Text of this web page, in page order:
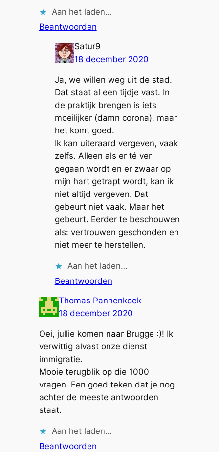
Aan het laden…
Beantwoorden
Satur9
18 december 2020
Ja, we willen weg uit de stad.
Dat staat al een tijdje vast. In
de praktijk brengen is iets
moeilijker (damn corona), maar
het komt goed.
Ik kan uiteraard vergeven, vaak
zelfs. Alleen als er té ver
gegaan wordt en er zwaar op
mijn hart getrapt wordt, kan ik
niet altijd vergeven. Dat
gebeurt niet vaak. Maar het
gebeurt. Eerder te beschouwen
als: vertrouwen geschonden en
niet meer te herstellen.
Aan het laden…
Beantwoorden
Thomas Pannenkoek
18 december 2020
Oei, jullie komen naar Brugge :)! Ik
verwittig alvast onze dienst
immigratie.
Mooie terugblik op die 1000
vragen. Een goed teken dat je nog
achter de meeste antwoorden
staat.
Aan het laden…
Beantwoorden